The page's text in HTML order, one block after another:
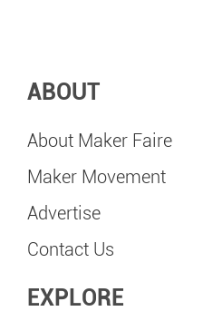
ABOUT
About Maker Faire
Maker Movement
Advertise
Contact Us
EXPLORE